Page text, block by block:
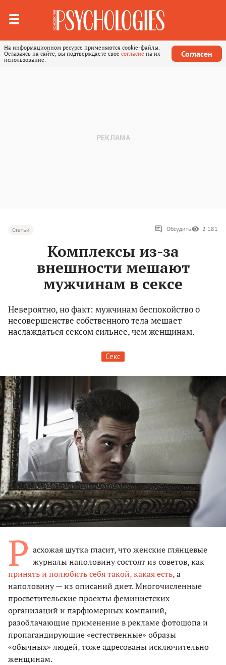
На информационном ресурсе применяются cookie-файлы.
Оставаясь на сайте, вы подтверждаете свое согласие на их
использование.
Согласен
Статьи Обсудить 2 181
Комплексы из-за
внешности мешают
мужчинам в сексе
Невероятно, но факт: мужчинам беспокойство о
несовершенстве собственного тела мешает
наслаждаться сексом сильнее, чем женщинам.
Секс
Р асхожая шутка гласит, что женские глянцевые
журналы наполовину состоят из советов, как
принять и полюбить себя такой, какая есть, а
наполовину — из описаний диет. Многочисленные
просветительские проекты феминистских
организаций и парфюмерных компаний,
разоблачающие применение в рекламе фотошопа и
пропагандирующие «естественные» образы
«обычных» людей, тоже адресованы исключительно
женщинам.